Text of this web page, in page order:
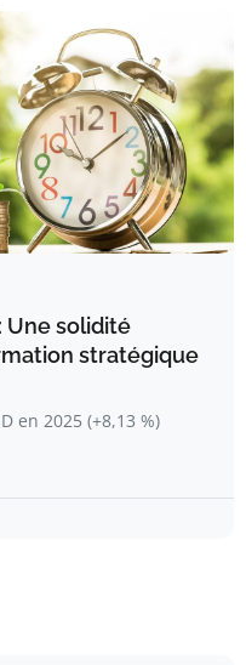
Une solidité
stratégique
en 2025 (+8,13 %)